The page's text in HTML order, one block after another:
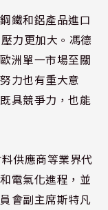
鐵和鋁產品進口
力更加大。馮德
洲單一市場至關
力也有重大意
具競爭力，也能
供應商等業界代
電氣化進程，並
會副主席斯特凡